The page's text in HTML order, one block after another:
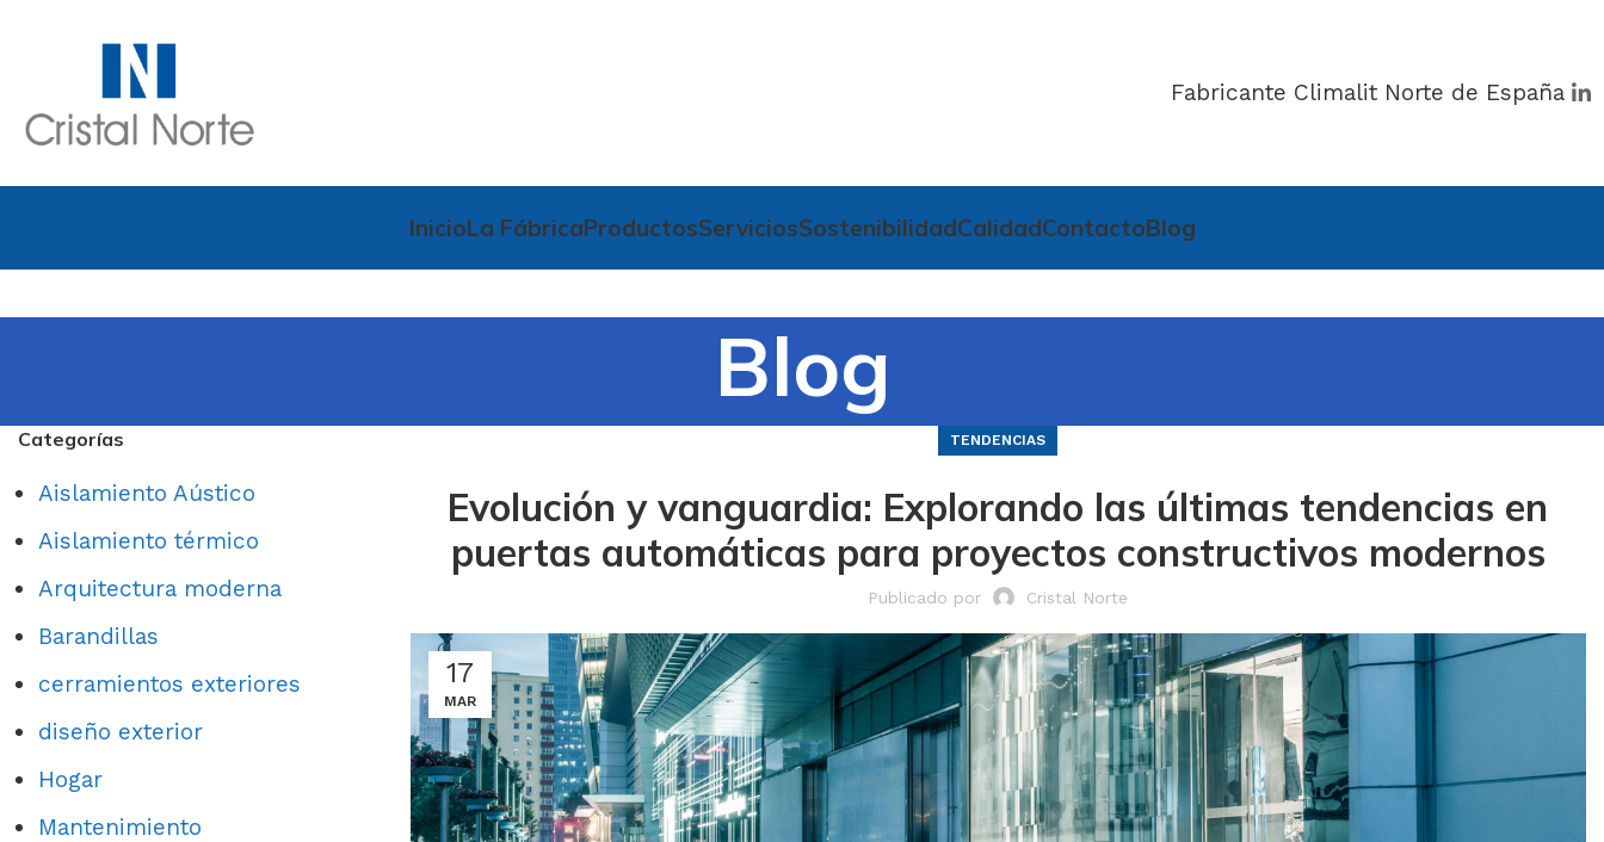
Fabricante Climalit Norte de España
InicioLa FábricaProductosServiciosSostenibilidadCalidadContactoBlog
Blog
TENDENCIAS
Evolución y vanguardia: Explorando las últimas tendencias en
puertas automáticas para proyectos constructivos modernos
Publicado por Cristal Norte
17
MAR
Categorías
Aislamiento Aústico
Aislamiento térmico
Arquitectura moderna
Barandillas
cerramientos exteriores
diseño exterior
Hogar
Mantenimiento